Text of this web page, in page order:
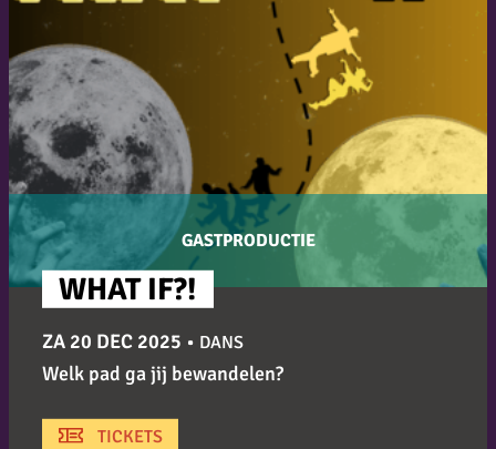
GASTPRODUCTIE
ZA 20 DEC 2025 • DANS
WHAT IF?!
Welk pad ga jij bewandelen?
TICKETS